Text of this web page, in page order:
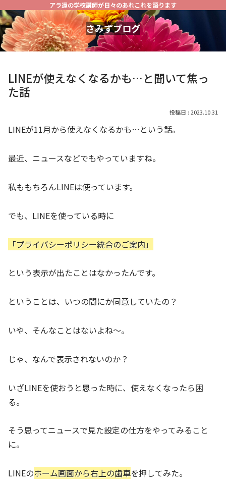
アラ還の学校講師が日々のあれこれを語ります
さみずブログ
LINEが使えなくなるかも…と聞いて焦っ
た話
2023.10.31
LINEが11月から使えなくなるかも…という話。
最近、ニュースなどでもやっていますね。
私ももちろんLINEは使っています。
でも、LINEを使っている時に
「プライバシーポリシー統合のご案内」
という表示が出たことはなかったんです。
ということは、いつの間にか同意していたの？
いや、そんなことはないよね～。
じゃ、なんで表示されないのか？
いざLINEを使おうと思った時に、使えなくなったら困
る。
そう思ってニュースで見た設定の仕方をやってみること
に。
LINEのホーム画面から右上の歯車を押してみた。